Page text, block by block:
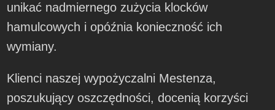
unikać nadmiernego zużycia klocków
hamulcowych i opóźnia konieczność ich
wymiany.
Klienci naszej wypożyczalni Mestenza,
poszukujący oszczędności, docenią korzyści